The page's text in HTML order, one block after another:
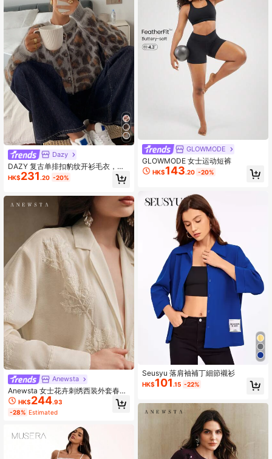
Dazy
DAZY 复古单排扣豹纹开衫毛衣，冬
季新品
HK$231 .20 -20%
Anewsta
Anewsta 女士花卉刺绣西装外套春
季、节日音乐会
HK$244.93
-28% Estimated
GLOWMODE
GLOWMODE 女士运动短裤
HK$143.20 -20%
Seusyu 落肩袖補丁細節襯衫
HK$101 .15 -22%